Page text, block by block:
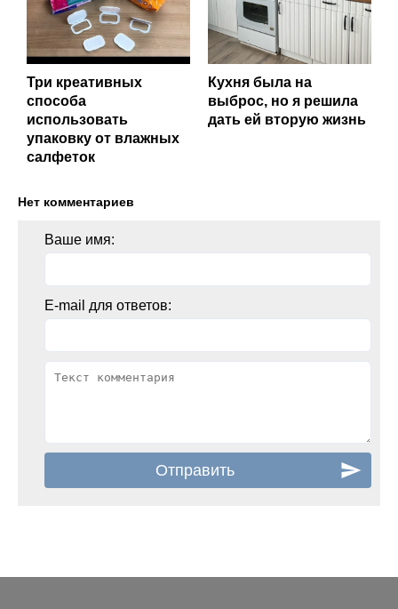
Три креативных
способа
использовать
упаковку от влажных
салфеток
Кухня была на
выброс, но я решила
дать ей вторую жизнь
Нет комментариев
Ваше имя:
E-mail для ответов: